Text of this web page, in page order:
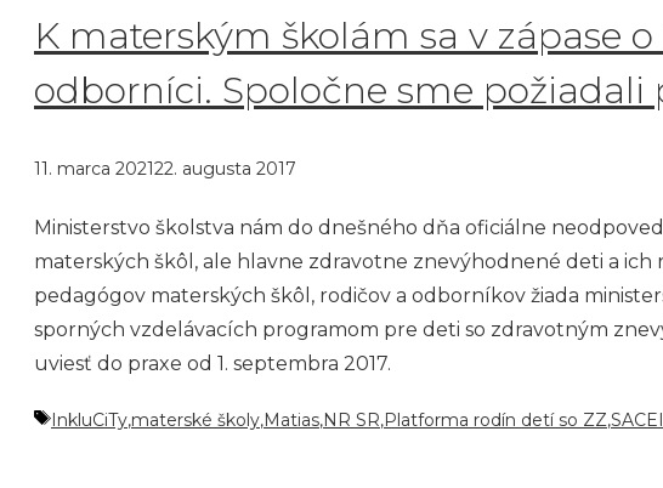
K materským školám sa v zápase
odborníci. Spoločne sme požiadali
11. marca 202122. augusta 2017
Ministerstvo školstva nám do dnešného dňa oficiálne
materských škôl, ale hlavne zdravotne znevýhodnené deti a ich
pedagógov materských škôl, rodičov a odborníkov žiada
sporných vzdelávacích programom pre deti so zdravotným
uviesť do praxe od 1. septembra 2017.
Značky
InkluCiTy,materské školy,Matias,NR SR,Platforma rodín detí so ZZ,SACEI